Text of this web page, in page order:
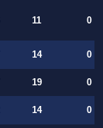
11 0
14
0
19
0
14 0